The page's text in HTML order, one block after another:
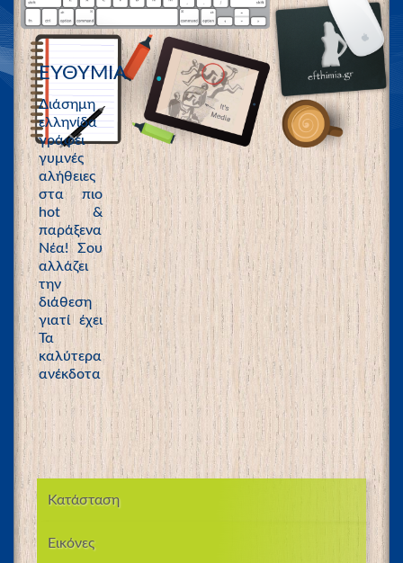
ΕΥΘΥΜΙΑ
Διάσημη
ελληνίδα
γράφει
γυμνές
αλήθειες
στα πιο
hot &
παράξενα
Νέα! Σου
αλλάζει
την
διάθεση
γιατί έχει
Τα
καλύτερα
ανέκδοτα
Κατάσταση
Εικόνες